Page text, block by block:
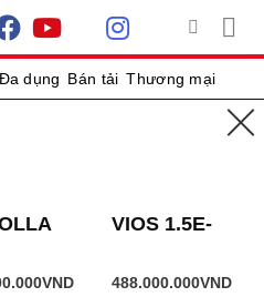
Đa dụng Bán tải Thương mại
VND
VIOS 1.5E-
488.000.000VND
2.8AT 4X4